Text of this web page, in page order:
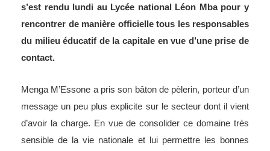
s’est rendu lundi au Lycée national Léon Mba pour y
rencontrer de manière officielle tous les responsables
du milieu éducatif de la capitale en vue d’une prise de
contact.
Menga M’Essone a pris son bâton de pèlerin, porteur d’un
message un peu plus explicite sur le secteur dont il vient
d’avoir la charge. En vue de consolider ce domaine très
sensible de la vie nationale et lui permettre les bonnes